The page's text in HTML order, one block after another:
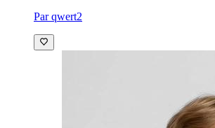
Par qwert2